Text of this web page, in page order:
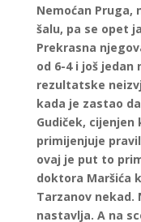
Nemoćan Pruga,
šalu, pa se opet
Prekrasna
od 6-4 i još
rezultatske
kada je zastao
Gudiček, cijenjen
primijenjuje
ovaj je put to
doktora Maršića
Tarzanov nekad.
nastavlja. A na